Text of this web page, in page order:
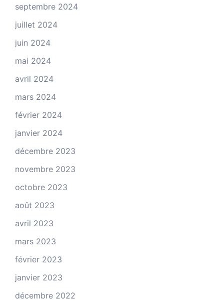
septembre 2024
juillet 2024
juin 2024
mai 2024
avril 2024
mars 2024
février 2024
janvier 2024
décembre 2023
novembre 2023
octobre 2023
août 2023
avril 2023
mars 2023
février 2023
janvier 2023
décembre 2022